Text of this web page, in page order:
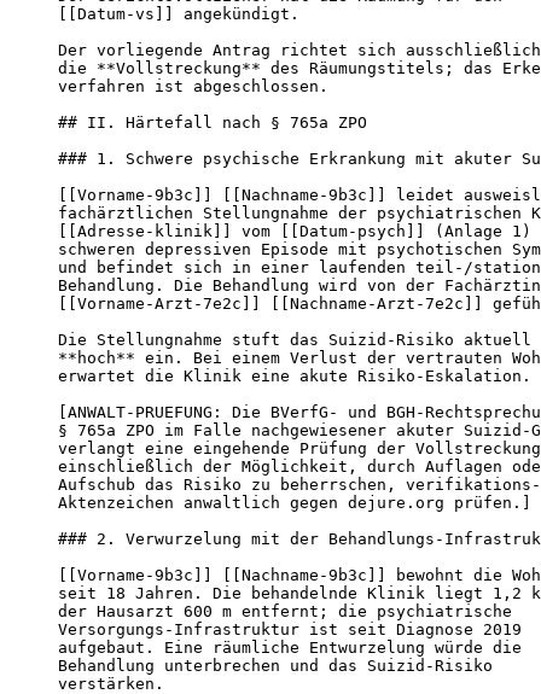
[[Datum-vs]] angekündigt.
Der vorliegende Antrag richtet sich ausschließlich
die **Vollstreckung** des Räumungstitels; das
verfahren ist abgeschlossen.
## II. Härtefall nach § 765a ZPO
### 1. Schwere psychische Erkrankung mit akuter
[[Vorname-9b3c]] [[Nachname-9b3c]] leidet
fachärztlichen Stellungnahme der psychiatrischen
[[Adresse-klinik]] vom [[Datum-psych]] (Anlage 1)
schweren depressiven Episode mit psychotischen
und befindet sich in einer laufenden teil-/
Behandlung. Die Behandlung wird von der Fachärztin
[[Vorname-Arzt-7e2c]] [[Nachname-Arzt-7e2c]]
Die Stellungnahme stuft das Suizid-Risiko aktuell
**hoch** ein. Bei einem Verlust der vertrauten
erwartet die Klinik eine akute Risiko-Eskalation.
[ANWALT-PRUEFUNG: Die BVerfG- und BGH-
§ 765a ZPO im Falle nachgewiesener akuter Suizid-
verlangt eine eingehende Prüfung der Vollstreckung
einschließlich der Möglichkeit, durch Auflagen
Aufschub das Risiko zu beherrschen,
Aktenzeichen anwaltlich gegen dejure.org prüfen.]
### 2. Verwurzelung mit der Behandlungs-
[[Vorname-9b3c]] [[Nachname-9b3c]] bewohnt die
seit 18 Jahren. Die behandelnde Klinik liegt 1,2
der Hausarzt 600 m entfernt; die psychiatrische
Versorgungs-Infrastruktur ist seit Diagnose 2019
aufgebaut. Eine räumliche Entwurzelung würde die
Behandlung unterbrechen und das Suizid-Risiko
verstärken.